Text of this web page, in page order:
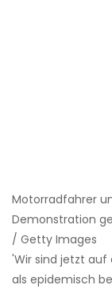
Motorradfahrer
Demonstration
/ Getty Images
'Wir sind jetzt auf
als epidemisch